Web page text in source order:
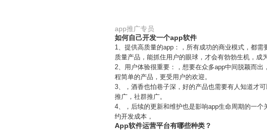
app推广专员
如何自己开发一个app软件
1、提供高质量的app：，所有成功的商业模式，都
质量产品，能抓住用户的眼球，才会有勃勃生机，成
2、用户体验很重要：，想要在众多app中间脱颖而
程简单的产品，更受用户的欢迎。
3、，酒香也怕巷子深，好的产品也需要有人知道才
推广，社群推广。
4、，后续的更新和维护也是影响app生命周期的一
约开发成本，
App软件运营平台有哪些种类？